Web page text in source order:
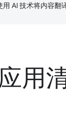
AI 技术将内容翻
用